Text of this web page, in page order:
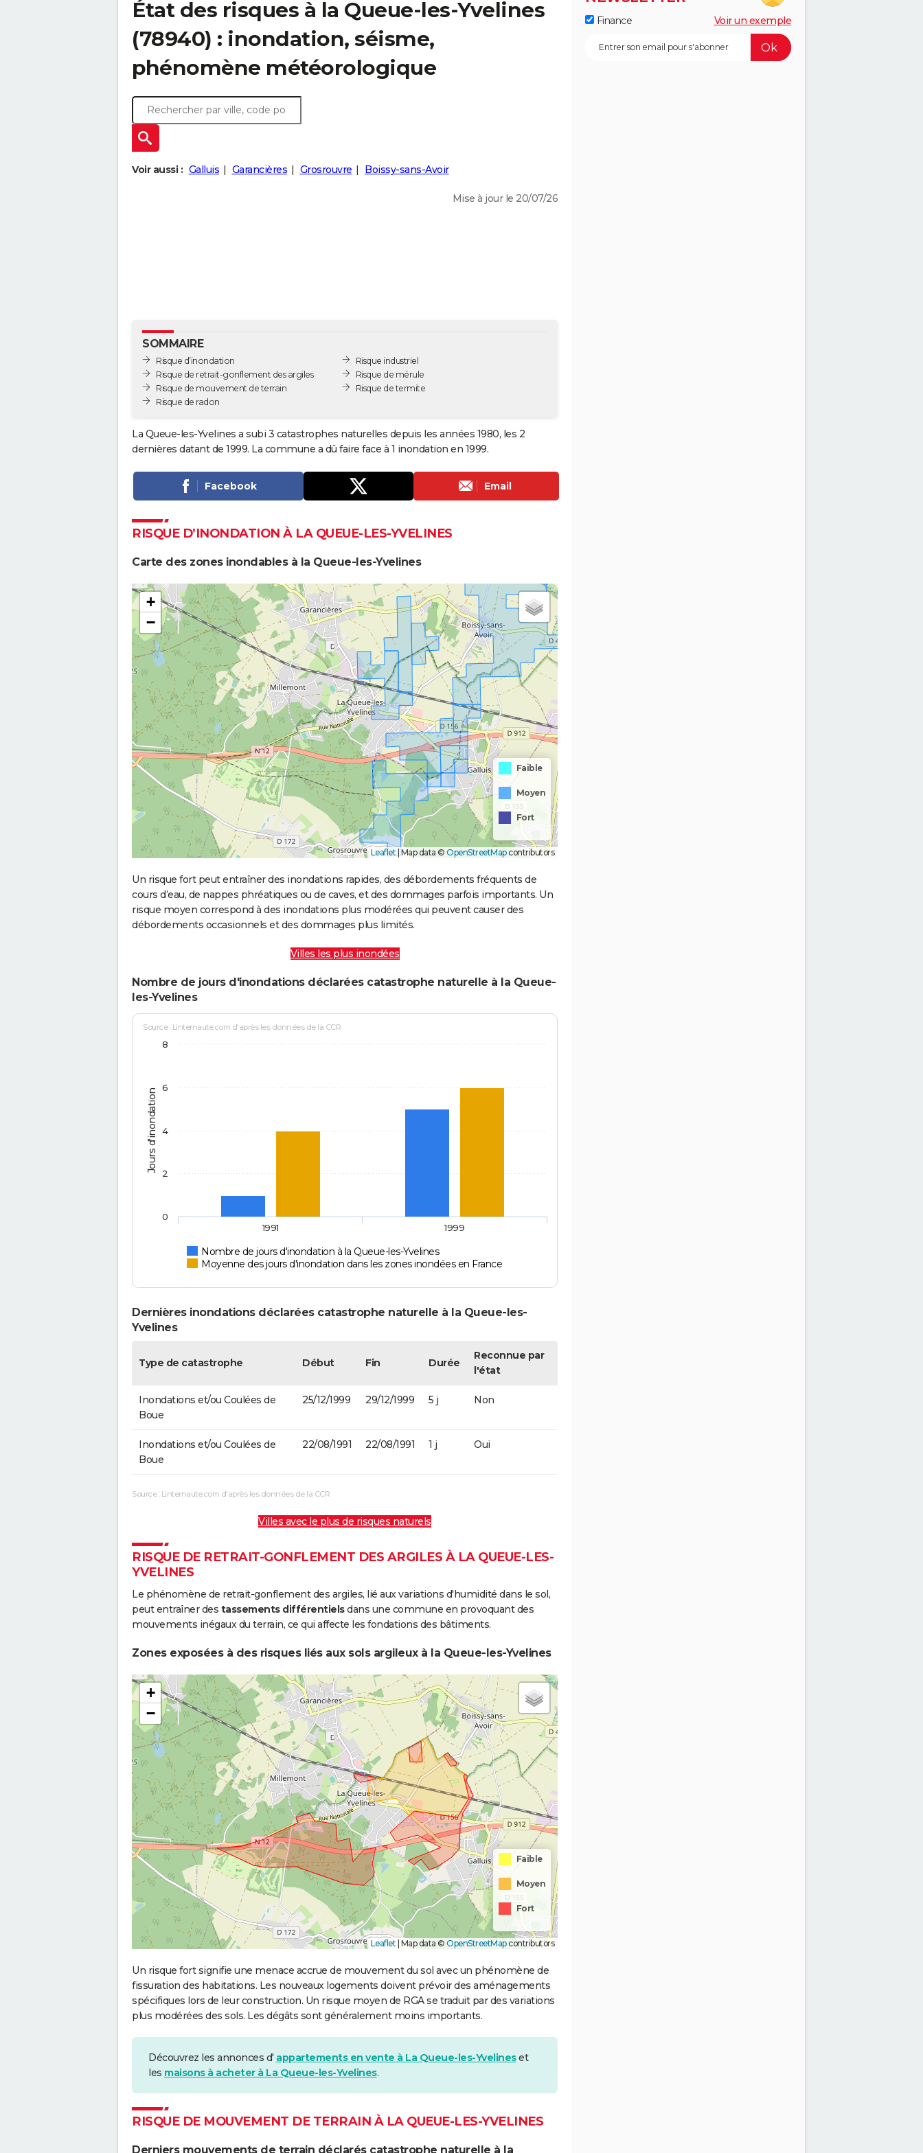
État des risques à la Queue-les-Yvelines
(78940) : inondation, séisme,
phénomène météorologique
Voir aussi : Galluis Garancières Grosrouvre Boissy-sans-Avoir
Mise à jour le 20/07/26
SOMMAIRE
Risque d’inondation
Risque de retrait-gonflement des argiles
Risque de mouvement de terrain
Risque de radon
Risque industriel
Risque de mérule
Risque de termite
La Queue-les-Yvelines a subi 3 catastrophes naturelles depuis les années 1980, les 2
dernières datant de 1999. La commune a dû faire face à 1 inondation en 1999.
Facebook Email
RISQUE D’INONDATION À LA QUEUE-LES-YVELINES
Carte des zones inondables à la Queue-les-Yvelines
+
−
Faible
Moyen
Fort
Leaflet | Map data © OpenStreetMapcontributors
Un risque fort peut entraîner des inondations rapides, des débordements fréquents de
cours d’eau, de nappes phréatiques ou de caves, et des dommages parfois importants. Un
risque moyen correspond à des inondations plus modérées qui peuvent causer des
débordements occasionnels et des dommages plus limités.
Villes les plus inondées
Nombre de jours d'inondations déclarées catastrophe naturelle à la Queue-
les-Yvelines
Jours d'inondation
Source : Linternaute.com d'après les données de la CCR
Nombre de jours d'inondation à la Queue-les-Yvelines
Moyenne des jours d'inondation dans les zones inondées en France
1991 1999
0
2
4
6
8
Dernières inondations déclarées catastrophe naturelle à la Queue-les-
Yvelines
Type de catastrophe Début Fin Durée
Reconnue par
l'état
Inondations et/ou Coulées de
Boue
25/12/1999 29/12/1999 5 j Non
Inondations et/ou Coulées de
Boue
22/08/1991 22/08/1991 1 j Oui
Source : Linternaute.com d'après les données de la CCR
Villes avec le plus de risques naturels
RISQUE DE RETRAIT-GONFLEMENT DES ARGILES À LA QUEUE-LES-
YVELINES
Le phénomène de retrait-gonflement des argiles, lié aux variations d'humidité dans le sol,
peut entraîner des tassements différentielsdans une commune en provoquant des
mouvements inégaux du terrain, ce qui affecte les fondations des bâtiments.
Zones exposées à des risques liés aux sols argileux à la Queue-les-Yvelines
+
−
Faible
Moyen
Fort
Leaflet | Map data © OpenStreetMapcontributors
Un risque fort signifie une menace accrue de mouvement du sol avec un phénomène de
fissuration des habitations. Les nouveaux logements doivent prévoir des aménagements
spécifiques lors de leur construction. Un risque moyen de RGA se traduit par des variations
plus modérées des sols. Les dégâts sont généralement moins importants.
Découvrez les annonces d' appartements en vente à La Queue-les-Yvelineset
les maisons à acheter à La Queue-les-Yvelines.
RISQUE DE MOUVEMENT DE TERRAIN À LA QUEUE-LES-YVELINES
Derniers mouvements de terrain déclarés catastrophe naturelle à la
Finance Voir un exemple